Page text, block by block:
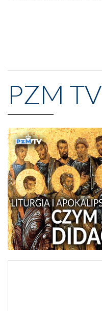
PZM TV